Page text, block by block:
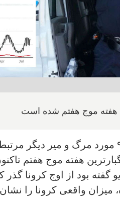
هفته موج هفتم شده است
هفته موج هفتم
گفته بود از اوج کرونا
میزان واقعی کرونا را